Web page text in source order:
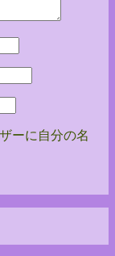
ーに自分の名